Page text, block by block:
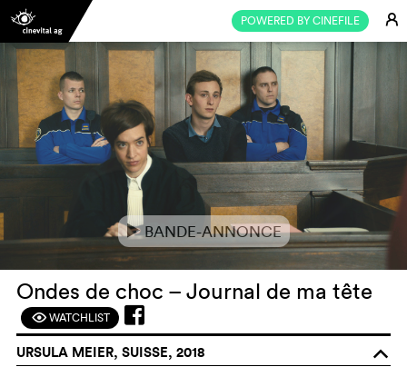
POWERED BY CINEFILE E
eBANDE-ANNONCE
Ondes de choc – Journal de ma tête
FWATCHLIST
URSULA MEIER, SUISSE, 2018 o